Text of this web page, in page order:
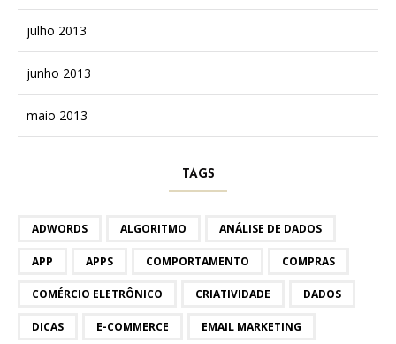
julho 2013
junho 2013
maio 2013
TAGS
ADWORDS ALGORITMO ANÁLISE DE DADOS
APP APPS COMPORTAMENTO COMPRAS
COMÉRCIO ELETRÔNICO CRIATIVIDADE DADOS
DICAS E-COMMERCE EMAIL MARKETING